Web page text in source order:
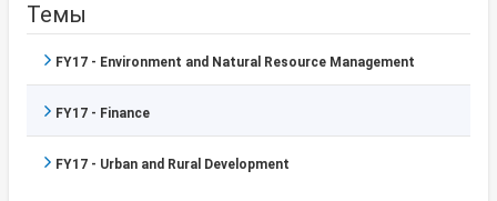
Темы
FY17 - Environment and Natural Resource Management
FY17 - Finance
FY17 - Urban and Rural Development